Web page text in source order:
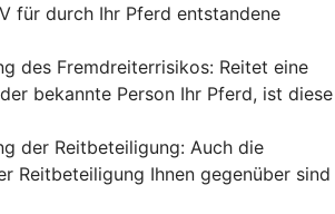
für durch Ihr Pferd entstandene
des Fremdreiterrisikos: Reitet eine
bekannte Person Ihr Pferd, ist diese
der Reitbeteiligung: Auch die
Reitbeteiligung Ihnen gegenüber sind